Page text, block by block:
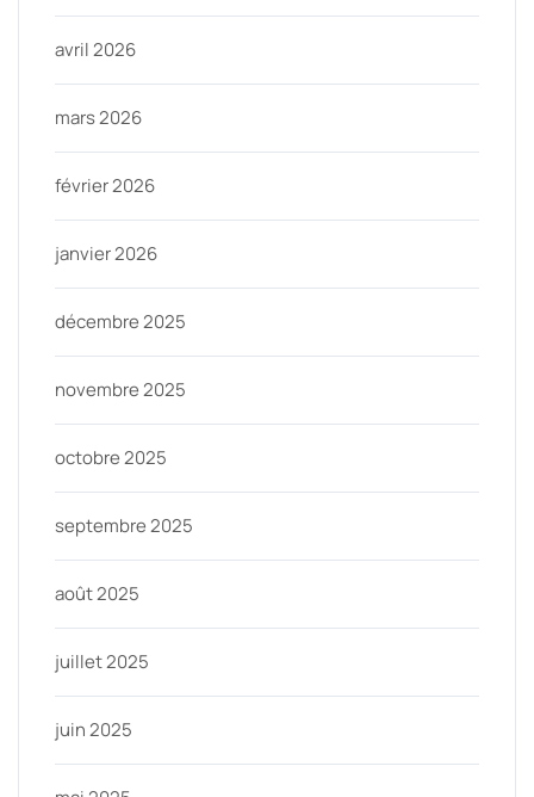
avril 2026
mars 2026
février 2026
janvier 2026
décembre 2025
novembre 2025
octobre 2025
septembre 2025
août 2025
juillet 2025
juin 2025